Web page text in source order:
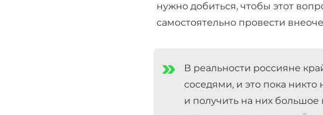
нужно добиться, чтобы этот
самостоятельно провести
В реальности россияне
соседями, и это пока
и получить на них большое